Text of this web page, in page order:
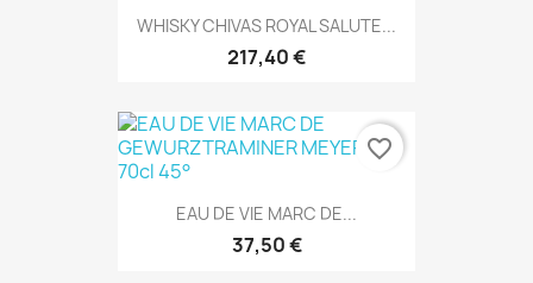
WHISKY CHIVAS ROYAL SALUTE...
217,40 €
EAU DE VIE MARC DE...
37,50 €
favorite_border